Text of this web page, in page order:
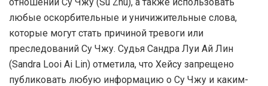
любые оскорбительные и уничижительные слова,
которые могут стать причиной тревоги или
преследований Су Чжу. Судья Сандра Луи Ай Лин
(Sandra Looi Ai Lin) отметила, что Хейсу запрещено
публиковать любую информацию о Су Чжу и каким-